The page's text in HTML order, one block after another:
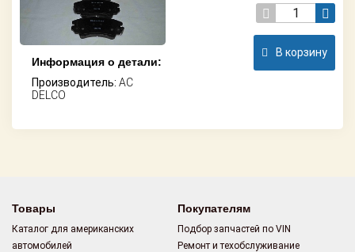
Информация о детали:
Производитель: AC
DELCO
В корзину
Товары
Каталог для американских
автомобилей
Покупателям
Подбор запчастей по VIN
Ремонт и техобслуживание